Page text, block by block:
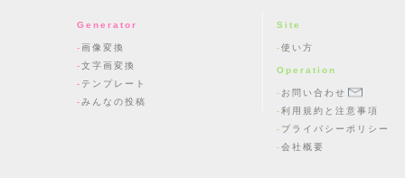
Generator
画像変換
文字画変換
テンプレート
みんなの投稿
Site
使い方
Operation
お問い合わせ
利用規約と注意事項
プライバシーポリシー
会社概要